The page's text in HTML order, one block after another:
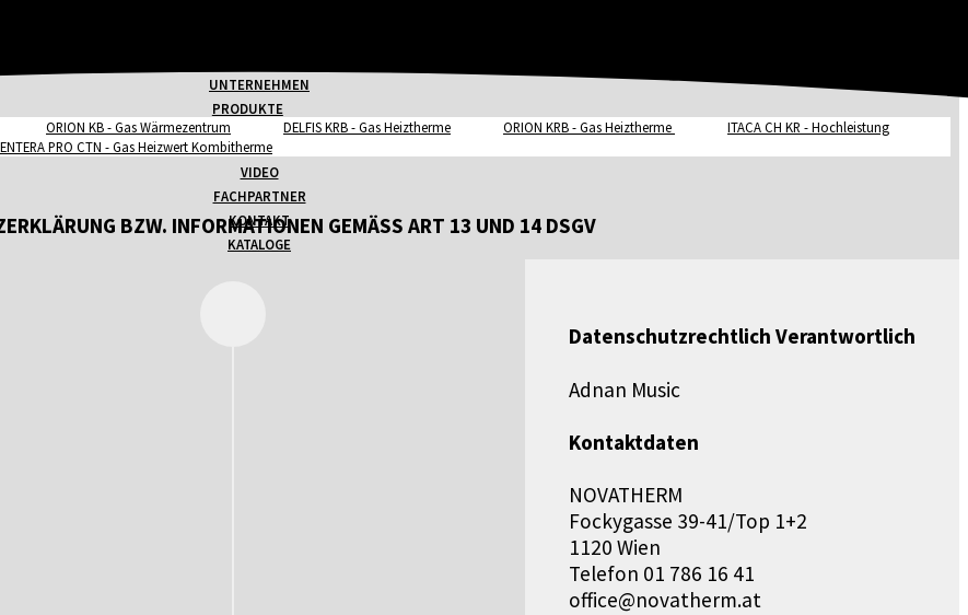
UNTERNEHMEN
PRODUKTE
ORION KB - Gas Wärmezentrum DELFIS KRB - Gas Heiztherme ORION KRB - Gas Heiztherme
ITACA CH KR - Hochleistung
PRO CTN - Gas Heizwert Kombitherme
VIDEO
FACHPARTNER
KONTAKT
KATALOGE
BZW. INFORMATIONEN GEMÄSS ART 13 UND 14 DSGV
Datenschutzrechtlich Verantwortlich
Adnan Music
Kontaktdaten
NOVATHERM
Fockygasse 39-41/Top 1+2
1120 Wien
Telefon 01 786 16 41
office@novatherm.at